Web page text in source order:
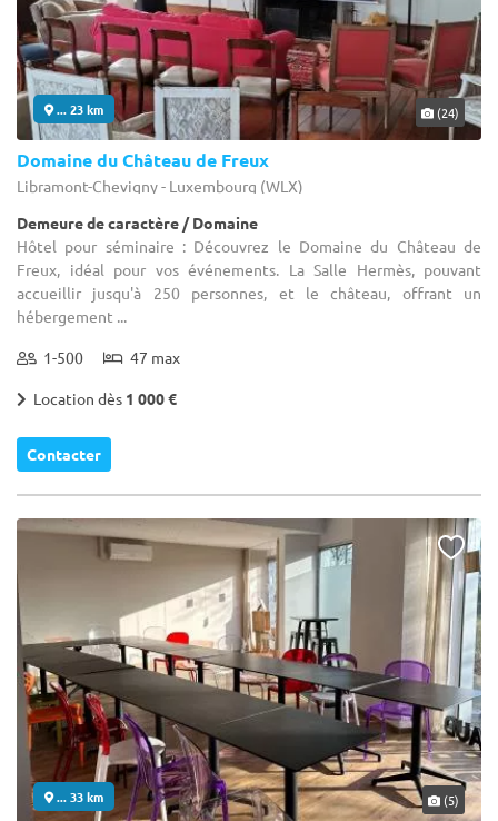
... 23 km (24)
Domaine du Château de Freux
Libramont-Chevigny - Luxembourg (WLX)
Demeure de caractère / Domaine
Hôtel pour séminaire : Découvrez le Domaine du Château de
Freux, idéal pour vos événements. La Salle Hermès, pouvant
accueillir jusqu'à 250 personnes, et le château, offrant un
hébergement ...
1-500 47 max
Location dès 1 000 €
Contacter
... 33 km (5)